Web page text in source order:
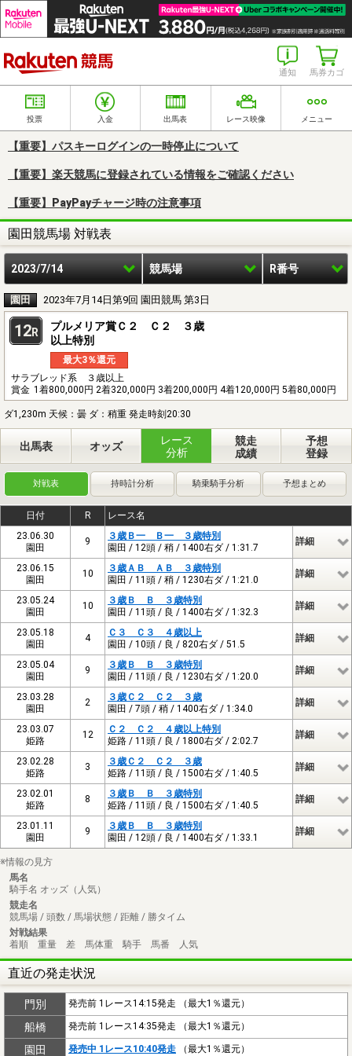
馬券カゴ
通知
投票 入金 出馬表 レース映像 メニュー
【重要】パスキーログインの一時停止について
【重要】楽天競馬に登録されている情報をご確認ください
【重要】PayPayチャージ時の注意事項
園田競馬場 対戦表
2023/7/14 競馬場 R番号
園田 2023年7月14日第9回 園田競馬 第3日
12R
プルメリア賞Ｃ２ Ｃ２ ３歳
以上特別
最大3％還元
サラブレッド系 ３歳以上
賞金 1着800,000円 2着320,000円 3着200,000円 4着120,000円 5着80,000円
ダ1,230m 天候：曇 ダ：稍重 発走時刻20:30
出馬表 オッズ
レース
分析
競走
成績
予想
登録
対戦表 持時計分析 騎乗騎手分析 予想まとめ
日付 R
レース名
23.06.30
園田
9
３歳Ｂ一 Ｂ一 ３歳特別
園田 / 12頭 / 稍 / 1400右ダ / 1:31.7
詳細
23.06.15
園田
10
３歳ＡＢ ＡＢ ３歳特別
園田 / 11頭 / 稍 / 1230右ダ / 1:21.0
詳細
23.05.24
園田
10
３歳Ｂ Ｂ ３歳特別
園田 / 11頭 / 良 / 1400右ダ / 1:32.3
詳細
23.05.18
園田
4
Ｃ３ Ｃ３ ４歳以上
園田 / 10頭 / 良 / 820右ダ / 51.5
詳細
23.05.04
園田
9
３歳Ｂ Ｂ ３歳特別
園田 / 11頭 / 良 / 1230右ダ / 1:20.0
詳細
23.03.28
園田
2
３歳Ｃ２ Ｃ２ ３歳
園田 / 7頭 / 稍 / 1400右ダ / 1:34.0
詳細
23.03.07
姫路
12
Ｃ２ Ｃ２ ４歳以上特別
姫路 / 11頭 / 良 / 1800右ダ / 2:02.7
詳細
23.02.28
姫路
3
３歳Ｃ２ Ｃ２ ３歳
姫路 / 11頭 / 良 / 1500右ダ / 1:40.5
詳細
23.02.01
姫路
8
３歳Ｂ Ｂ ３歳特別
姫路 / 11頭 / 良 / 1500右ダ / 1:40.5
詳細
23.01.11
園田
9
３歳Ｂ Ｂ ３歳特別
園田 / 12頭 / 良 / 1400右ダ / 1:33.1
詳細
※情報の見方
馬名
騎手名 オッズ（人気）
競走名
競馬場 / 頭数 / 馬場状態 / 距離 / 勝タイム
対戦結果
着順 重量 差 馬体重 騎手 馬番 人気
直近の発走状況
門別 発売前 1レース14:15発走 （最大1％還元）
船橋 発売前 1レース14:35発走 （最大1％還元）
園田 発売中 1レース10:40発走 （最大1％還元）